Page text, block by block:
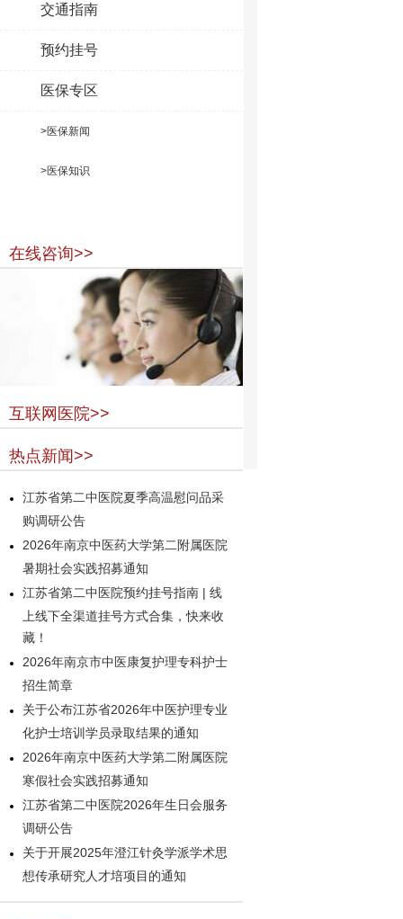
交通指南
预约挂号
医保专区
>医保新闻
>医保知识
在线咨询>>
互联网医院>>
热点新闻>>
江苏省第二中医院夏季高温慰问品采
购调研公告
2026年南京中医药大学第二附属医院
暑期社会实践招募通知
江苏省第二中医院预约挂号指南 | 线
上线下全渠道挂号方式合集，快来收
藏！
2026年南京市中医康复护理专科护士
招生简章
关于公布江苏省2026年中医护理专业
化护士培训学员录取结果的通知
2026年南京中医药大学第二附属医院
寒假社会实践招募通知
江苏省第二中医院2026年生日会服务
调研公告
关于开展2025年澄江针灸学派学术思
想传承研究人才培项目的通知